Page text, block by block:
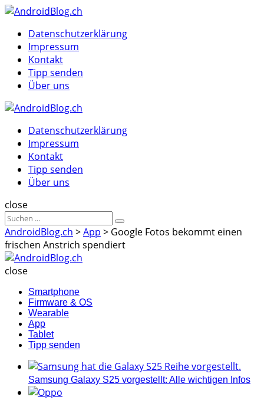
Menu
MenuDatenschutzerklärung
Impressum
Kontakt
Tipp senden
Über uns
Datenschutzerklärung
Impressum
Kontakt
Tipp senden
Über uns
Suche
close
Sucheergebnisse
für
Suche
AndroidBlog.ch >App > Google Fotos bekommt einen
frischen Anstrich spendiert
close
Smartphone
Firmware & OS
Wearable
App
Tablet
Tipp senden
Samsung Galaxy S25 vorgestellt: Alle wichtigen Infos